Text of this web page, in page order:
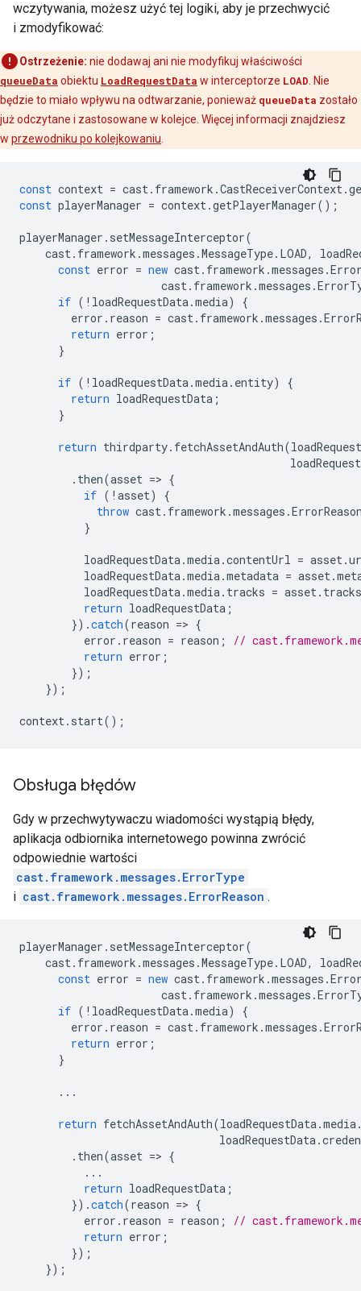
wczytywania, możesz użyć tej logiki, aby je przechwycić
i zmodyfikować:
Ostrzeżenie: nie dodawaj ani nie modyfikuj właściwości
queueData obiektu LoadRequestData w interceptorze LOAD . Nie
będzie to miało wpływu na odtwarzanie, ponieważ queueData zostało
już odczytane i zastosowane w kolejce. Więcej informacji znajdziesz
w przewodniku po kolejkowaniu
const context = cast. framework .CastReceiverContext.
const playerManager = context.getPlayerManager();
playerManager . setMessageInterceptor(
cast. framework .messages .MessageType. LOAD,
const error = new cast. framework .messages .
cast. framework .messages .
if ( ! loadRequestData.media)
{
error . reason = cast. framework .messages .
return error ;
}
if ( ! loadRequestData.media. entity)
{
return loadRequestData ;
}
return thirdparty. fetchAssetAndAuth(
. then(asset => {
if ( ! asset)
{
throw cast. framework .messages .
}
loadRequestData.media.contentUrl = asset.
loadRequestData.media.metadata = asset.
loadRequestData.media. tracks = asset. tracks
return loadRequestData ;
}).catch(reason => {
error . reason = reason ;
//
return error ;
});
});
context. start();
Obsługa błędów
Gdy w przechwytywaczu wiadomości wystąpią błędy,
aplikacja odbiornika internetowego powinna zwrócić
odpowiednie wartości
cast.framework.messages.ErrorType
i cast.framework.messages.ErrorReason .
playerManager . setMessageInterceptor(
cast. framework .messages .MessageType. LOAD,
const error = new cast. framework .messages .
cast. framework .messages .
if ( ! loadRequestData.media)
{
error . reason = cast. framework .messages .
return error ;
}
...
return fetchAssetAndAuth(loadRequestData.media
loadRequestData.
. then(asset => {
...
return loadRequestData ;
}).catch(reason => {
error . reason = reason ;
//
return error ;
});
});